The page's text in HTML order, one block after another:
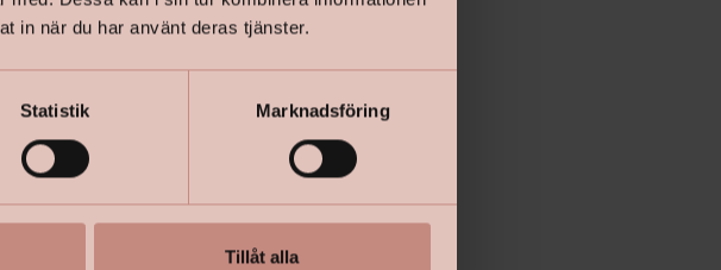
in när du har använt deras tjänster.
Statistik Marknadsföring
Tillåt alla